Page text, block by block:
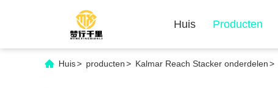
Huis Producten
Huis> producten> Kalmar Reach Stacker onderdelen>